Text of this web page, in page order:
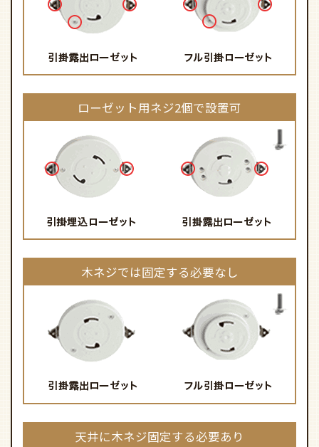
ローゼット用ネジ2個で設置可
木ネジでは固定する必要なし
天井に木ネジ固定する必要あり